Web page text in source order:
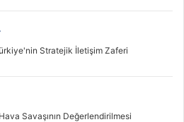
Stratejik İletişim Zaferi
Savaşının Değerlendirilmesi